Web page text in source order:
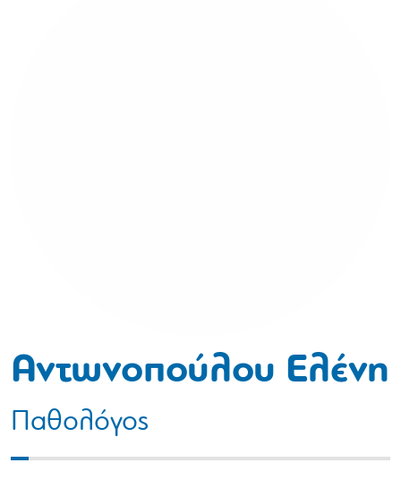
Αντωνοπούλου Ελένη
Παθολόγος